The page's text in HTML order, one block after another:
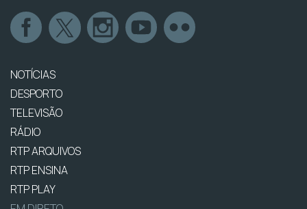
NOTÍCIAS
DESPORTO
TELEVISÃO
RÁDIO
RTP ARQUIVOS
RTP ENSINA
RTP PLAY